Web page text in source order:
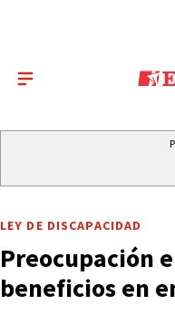
LEY DE DISCAPACIDAD
Preocupación
beneficios en